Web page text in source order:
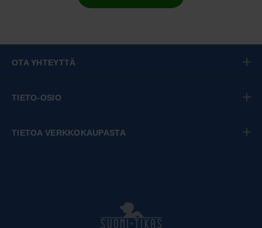
OTA YHTEYTTÄ
TIETO-OSIO
TIETOA VERKKOKAUPASTA